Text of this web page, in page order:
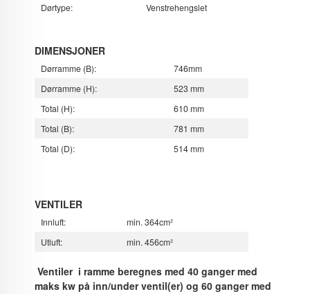
Dørtype:
Venstrehengslet
DIMENSJONER
Dørramme (B):
746mm
Dørramme (H):
523 mm
Total (H):
610 mm
Total (B):
781 mm
Total (D):
514 mm
VENTILER
Innluft:
min. 364cm²
Utluft:
min. 456cm²
Ventiler i ramme beregnes med 40 ganger med
maks kw på inn/under ventil(er) og 60 ganger med